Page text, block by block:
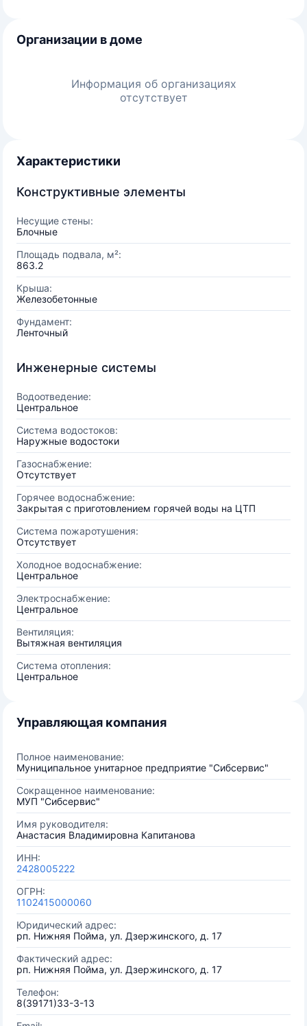
Организации в доме
Информация об организациях
отсутствует
Характеристики
Конструктивные элементы
Несущие стены:
Блочные
Площадь подвала, м²:
863.2
Крыша:
Железобетонные
Фундамент:
Ленточный
Инженерные системы
Водоотведение:
Центральное
Система водостоков:
Наружные водостоки
Газоснабжение:
Отсутствует
Горячее водоснабжение:
Закрытая с приготовлением горячей воды на ЦТП
Система пожаротушения:
Отсутствует
Холодное водоснабжение:
Центральное
Электроснабжение:
Центральное
Вентиляция:
Вытяжная вентиляция
Система отопления:
Центральное
Управляющая компания
Полное наименование:
Муниципальное унитарное предприятие "Сибсервис"
Сокращенное наименование:
МУП "Сибсервис"
Имя руководителя:
Анастасия Владимировна Капитанова
ИНН:
2428005222
ОГРН:
1102415000060
Юридический адрес:
рп. Нижняя Пойма, ул. Дзержинского, д. 17
Фактический адрес:
рп. Нижняя Пойма, ул. Дзержинского, д. 17
Телефон:
8(39171)33-3-13